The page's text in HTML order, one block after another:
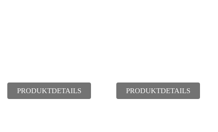
PRODUKTDETAILS PRODUKTDETAILS